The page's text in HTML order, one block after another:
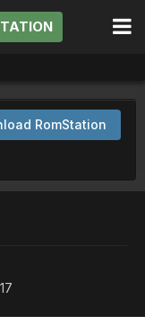
RomStation